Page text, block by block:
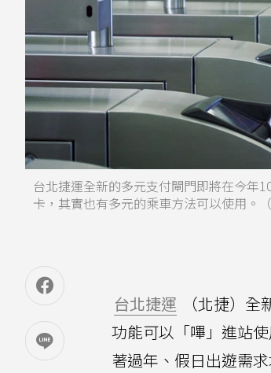
台北捷運全新的多元支付閘門即將在今年
卡，其實也有多元的乘車方法可以使用。
台北捷運 （北捷）全
功能可以「嗶」進站
著過年、假日出遊需